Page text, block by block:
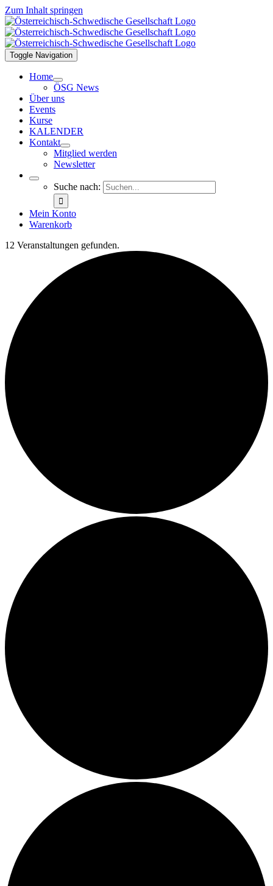
Zum Inhalt springen
Toggle Navigation
Home
ÖSG News
Über uns
Events
Kurse
KALENDER
Kontakt
Mitglied werden
Newsletter
Suche nach:
Mein Konto
Warenkorb
12 Veranstaltungen gefunden.